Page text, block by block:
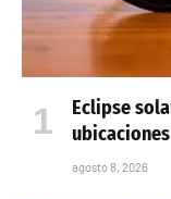
Eclipse
agosto 8, 2026